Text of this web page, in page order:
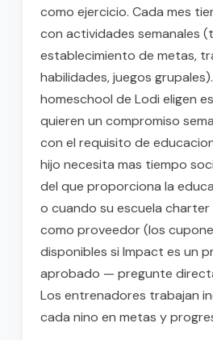
como ejercicio. Cada mes
con actividades semanales
establecimiento de metas,
habilidades, juegos
homeschool de Lodi eligen
quieren un compromiso
con el requisito de
hijo necesita mas tiempo
del que proporciona la
o cuando su escuela
como proveedor (los
disponibles si Impact es un
aprobado — pregunte
Los entrenadores trabajan
cada nino en metas y